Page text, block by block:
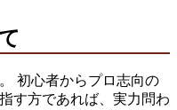
初心者からプロ志向の
す方であれば、実力問わ